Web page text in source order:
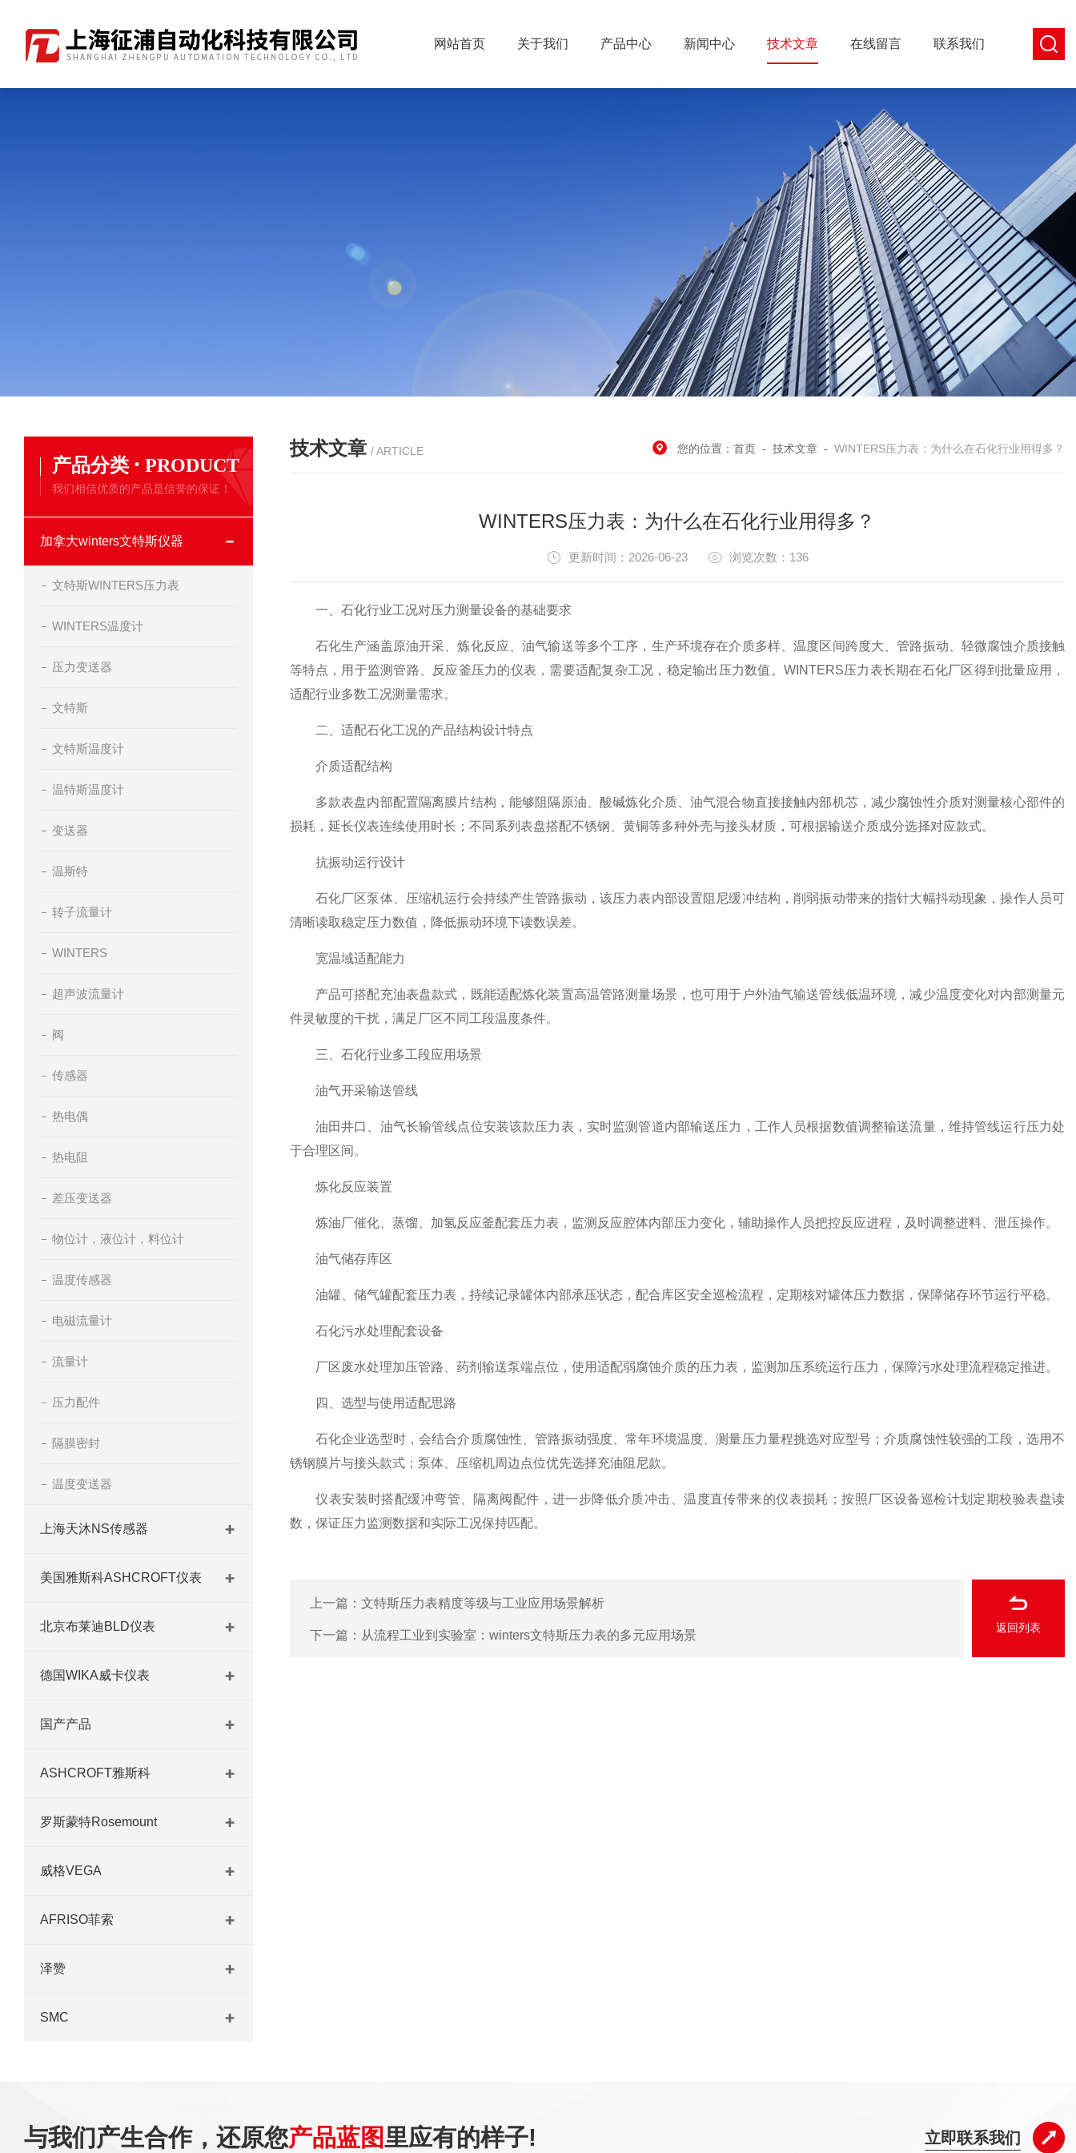
网站首页 关于我们 产品中心 新闻中心 技术文章 在线留言 联系我们
技术文章 / ARTICLE 您的位置： 首页 - 技术文章 - WINTERS压力表：为什么在石化行业用得多？
WINTERS压力表：为什么在石化行业用得多？
更新时间：2026-06-23 浏览次数：136
一、石化行业工况对压力测量设备的基础要求
石化生产涵盖原油开采、炼化反应、油气输送等多个工序，生产环境存在介质多样、温度区间跨度大、管路振动、轻微腐蚀介质接触
等特点，用于监测管路、反应釜压力的仪表，需要适配复杂工况，稳定输出压力数值。 WINTERS压力表长期在石化厂区得到批量应用，
适配行业多数工况测量需求。
二、适配石化工况的产品结构设计特点
介质适配结构
多款表盘内部配置隔离膜片结构，能够阻隔原油、酸碱炼化介质、油气混合物直接接触内部机芯，减少腐蚀性介质对测量核心部件的
损耗，延长仪表连续使用时长；不同系列表盘搭配不锈钢、黄铜等多种外壳与接头材质，可根据输送介质成分选择对应款式。
抗振动运行设计
石化厂区泵体、压缩机运行会持续产生管路振动，该压力表内部设置阻尼缓冲结构，削弱振动带来的指针大幅抖动现象，操作人员可
清晰读取稳定压力数值，降低振动环境下读数误差。
宽温域适配能力
产品可搭配充油表盘款式，既能适配炼化装置高温管路测量场景，也可用于户外油气输送管线低温环境，减少温度变化对内部测量元
件灵敏度的干扰，满足厂区不同工段温度条件。
三、石化行业多工段应用场景
油气开采输送管线
油田井口、油气长输管线点位安装该款压力表，实时监测管道内部输送压力，工作人员根据数值调整输送流量，维持管线运行压力处
于合理区间。
炼化反应装置
炼油厂催化、蒸馏、加氢反应釜配套压力表，监测反应腔体内部压力变化，辅助操作人员把控反应进程，及时调整进料、泄压操作。
油气储存库区
油罐、储气罐配套压力表，持续记录罐体内部承压状态，配合库区安全巡检流程，定期核对罐体压力数据，保障储存环节运行平稳。
石化污水处理配套设备
厂区废水处理加压管路、药剂输送泵端点位，使用适配弱腐蚀介质的压力表，监测加压系统运行压力，保障污水处理流程稳定推进。
四、选型与使用适配思路
石化企业选型时，会结合介质腐蚀性、管路振动强度、常年环境温度、测量压力量程挑选对应型号；介质腐蚀性较强的工段，选用不
锈钢膜片与接头款式；泵体、压缩机周边点位优先选择充油阻尼款。
仪表安装时搭配缓冲弯管、隔离阀配件，进一步降低介质冲击、温度直传带来的仪表损耗；按照厂区设备巡检计划定期校验表盘读
数，保证压力监测数据和实际工况保持匹配。
上一篇： 文特斯压力表精度等级与工业应用场景解析
下一篇： 从流程工业到实验室：winters文特斯压力表的多元应用场景
返回列表
产品分类 · PRODUCT
我们相信优质的产品是信誉的保证！
加拿大winters文特斯仪器
文特斯WINTERS压力表
WINTERS温度计
压力变送器
文特斯
文特斯温度计
温特斯温度计
变送器
温斯特
转子流量计
WINTERS
超声波流量计
阀
传感器
热电偶
热电阻
差压变送器
物位计，液位计，料位计
温度传感器
电磁流量计
流量计
压力配件
隔膜密封
温度变送器
上海天沐NS传感器
美国雅斯科ASHCROFT仪表
北京布莱迪BLD仪表
德国WIKA威卡仪表
国产产品
ASHCROFT雅斯科
罗斯蒙特Rosemount
威格VEGA
AFRISO菲索
泽赞
SMC
与我们产生合作，还原您产品蓝图里应有的样子! 立即联系我们